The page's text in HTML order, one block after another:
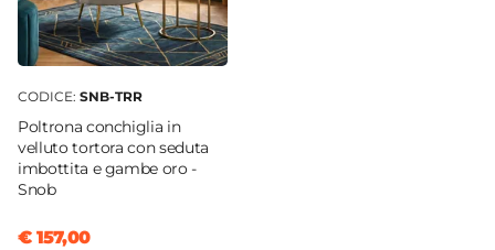
CODICE: SNB-TRR
Poltrona conchiglia in
velluto tortora con seduta
imbottita e gambe oro -
Snob
€ 157,00